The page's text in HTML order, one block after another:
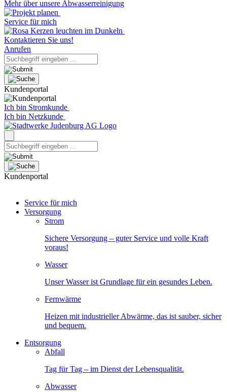
Mehr über unsere Abwasserreinigung
Service für mich
Kontaktieren Sie uns!
Anrufen
Kundenportal
Ich bin Stromkunde
Ich bin Netzkunde
Kundenportal
Service für mich
Versorgung
Strom
Sichere Versorgung – guter Service und volle Kraft
voraus!
Wasser
Unser Wasser ist Grundlage für ein gesundes Leben.
Fernwärme
Heizen mit industrieller Abwärme, das ist sauber, sicher
und bequem.
Entsorgung
Abfall
Tag für Tag – im Dienst der Lebensqualität.
Abwasser